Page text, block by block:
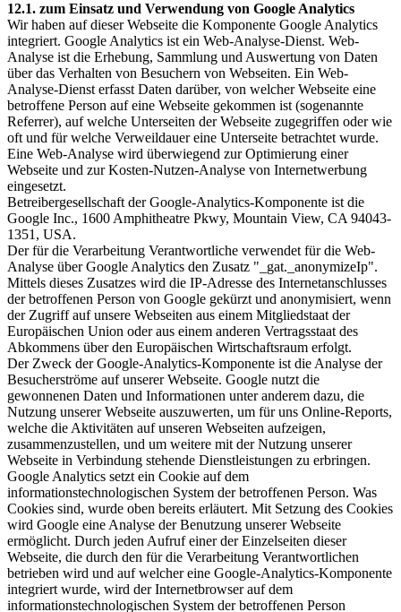
12.1. zum Einsatz und Verwendung von Google Analytics
Wir haben auf dieser Webseite die Komponente Google Analytics
integriert. Google Analytics ist ein Web-Analyse-Dienst. Web-
Analyse ist die Erhebung, Sammlung und Auswertung von Daten
über das Verhalten von Besuchern von Webseiten. Ein Web-
Analyse-Dienst erfasst Daten darüber, von welcher Webseite eine
betroffene Person auf eine Webseite gekommen ist (sogenannte
Referrer), auf welche Unterseiten der Webseite zugegriffen oder wie
oft und für welche Verweildauer eine Unterseite betrachtet wurde.
Eine Web-Analyse wird überwiegend zur Optimierung einer
Webseite und zur Kosten-Nutzen-Analyse von Internetwerbung
eingesetzt.
Betreibergesellschaft der Google-Analytics-Komponente ist die
Google Inc., 1600 Amphitheatre Pkwy, Mountain View, CA 94043-
1351, USA.
Der für die Verarbeitung Verantwortliche verwendet für die Web-
Analyse über Google Analytics den Zusatz "_gat._anonymizeIp".
Mittels dieses Zusatzes wird die IP-Adresse des Internetanschlusses
der betroffenen Person von Google gekürzt und anonymisiert, wenn
der Zugriff auf unsere Webseiten aus einem Mitgliedstaat der
Europäischen Union oder aus einem anderen Vertragsstaat des
Abkommens über den Europäischen Wirtschaftsraum erfolgt.
Der Zweck der Google-Analytics-Komponente ist die Analyse der
Besucherströme auf unserer Webseite. Google nutzt die
gewonnenen Daten und Informationen unter anderem dazu, die
Nutzung unserer Webseite auszuwerten, um für uns Online-Reports,
welche die Aktivitäten auf unseren Webseiten aufzeigen,
zusammenzustellen, und um weitere mit der Nutzung unserer
Webseite in Verbindung stehende Dienstleistungen zu erbringen.
Google Analytics setzt ein Cookie auf dem
informationstechnologischen System der betroffenen Person. Was
Cookies sind, wurde oben bereits erläutert. Mit Setzung des Cookies
wird Google eine Analyse der Benutzung unserer Webseite
ermöglicht. Durch jeden Aufruf einer der Einzelseiten dieser
Webseite, die durch den für die Verarbeitung Verantwortlichen
betrieben wird und auf welcher eine Google-Analytics-Komponente
integriert wurde, wird der Internetbrowser auf dem
informationstechnologischen System der betroffenen Person